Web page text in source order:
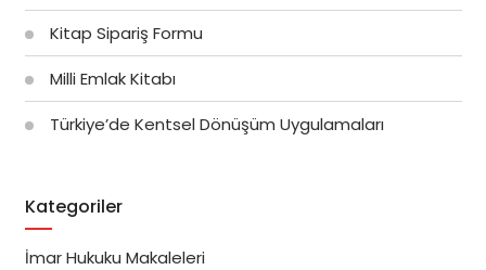
Kitap Sipariş Formu
Milli Emlak Kitabı
Türkiye’de Kentsel Dönüşüm Uygulamaları
Kategoriler
İmar Hukuku Makaleleri